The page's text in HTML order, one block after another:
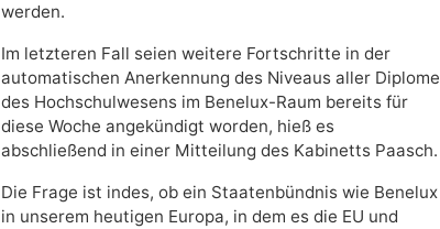
werden.
Im letzteren Fall seien weitere Fortschritte in der
automatischen Anerkennung des Niveaus aller Diplome
des Hochschulwesens im Benelux-Raum bereits für
diese Woche angekündigt worden, hieß es
abschließend in einer Mitteilung des Kabinetts Paasch.
Die Frage ist indes, ob ein Staatenbündnis wie Benelux
in unserem heutigen Europa, in dem es die EU und